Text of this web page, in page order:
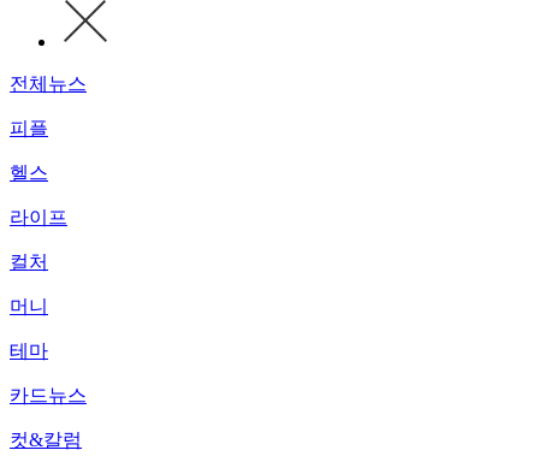
전체뉴스
피플
헬스
라이프
컬처
머니
테마
카드뉴스
컷&칼럼